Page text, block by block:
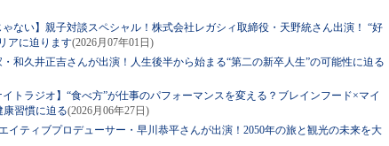
ゃない】親子対談スペシャル！株式会社レガシィ取締役・天野統さん出演！ “好
アに迫ります(2026月07年01日)
・和久井正吉さんが出演！人生後半から始まる“第二の新卒人生”の可能性に迫る
イトラジオ】“食べ方”が仕事のパフォーマンスを変える？ブレインフード×マイ
習慣に迫る(2026月06年27日)
イティブプロデューサー・早川恭平さんが出演！2050年の旅と観光の未来を大